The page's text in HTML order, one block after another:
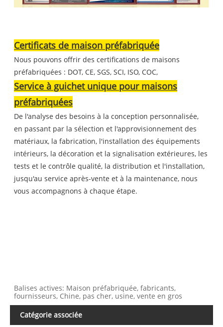
Certificats de maison préfabriquée
Nous pouvons offrir des certifications de maisons
préfabriquées : DOT, CE, SGS, SCI, ISO, COC,
Service à guichet unique pour maisons
préfabriquées
De l'analyse des besoins à la conception personnalisée,
en passant par la sélection et l'approvisionnement des
matériaux, la fabrication, l'installation des équipements
intérieurs, la décoration et la signalisation extérieures, les
tests et le contrôle qualité, la distribution et l'installation,
jusqu'au service après-vente et à la maintenance, nous
vous accompagnons à chaque étape.
Balises actives: Maison préfabriquée, fabricants,
fournisseurs, Chine, pas cher, usine, vente en gros
Catégorie associée